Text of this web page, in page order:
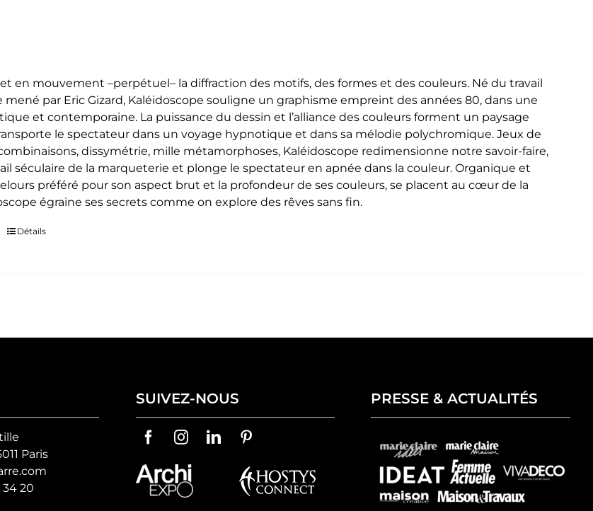
en mouvement –perpétuel– la diffraction des motifs, des formes et des couleurs. Né du travail
par Eric Gizard, Kaléidoscope souligne un graphisme empreint des années 80, dans une
et contemporaine. La puissance du dessin et l’alliance des couleurs forment un paysage
le spectateur dans un voyage hypnotique et dans sa mélodie polychromique. Jeux de
dissymétrie, mille métamorphoses, Kaléidoscope redimensionne notre savoir-faire,
séculaire de la marqueterie et plonge le spectateur en apnée dans la couleur. Organique et
préféré pour son aspect brut et la profondeur de ses couleurs, se placent au cœur de la
égraine ses secrets comme on explore des rêves sans fin.
Détails
Paris
34 20
SUIVEZ-NOUS PRESSE & ACTUALITÉS